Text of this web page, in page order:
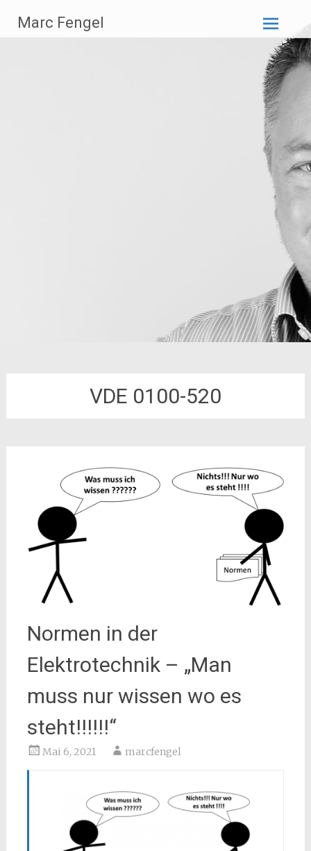
Inhalt
springen
Marc Fengel
VDE 0100-520
Normen in der
Elektrotechnik – „Man
muss nur wissen wo es
steht!!!!!!“
Mai 6, 2021 marcfengel